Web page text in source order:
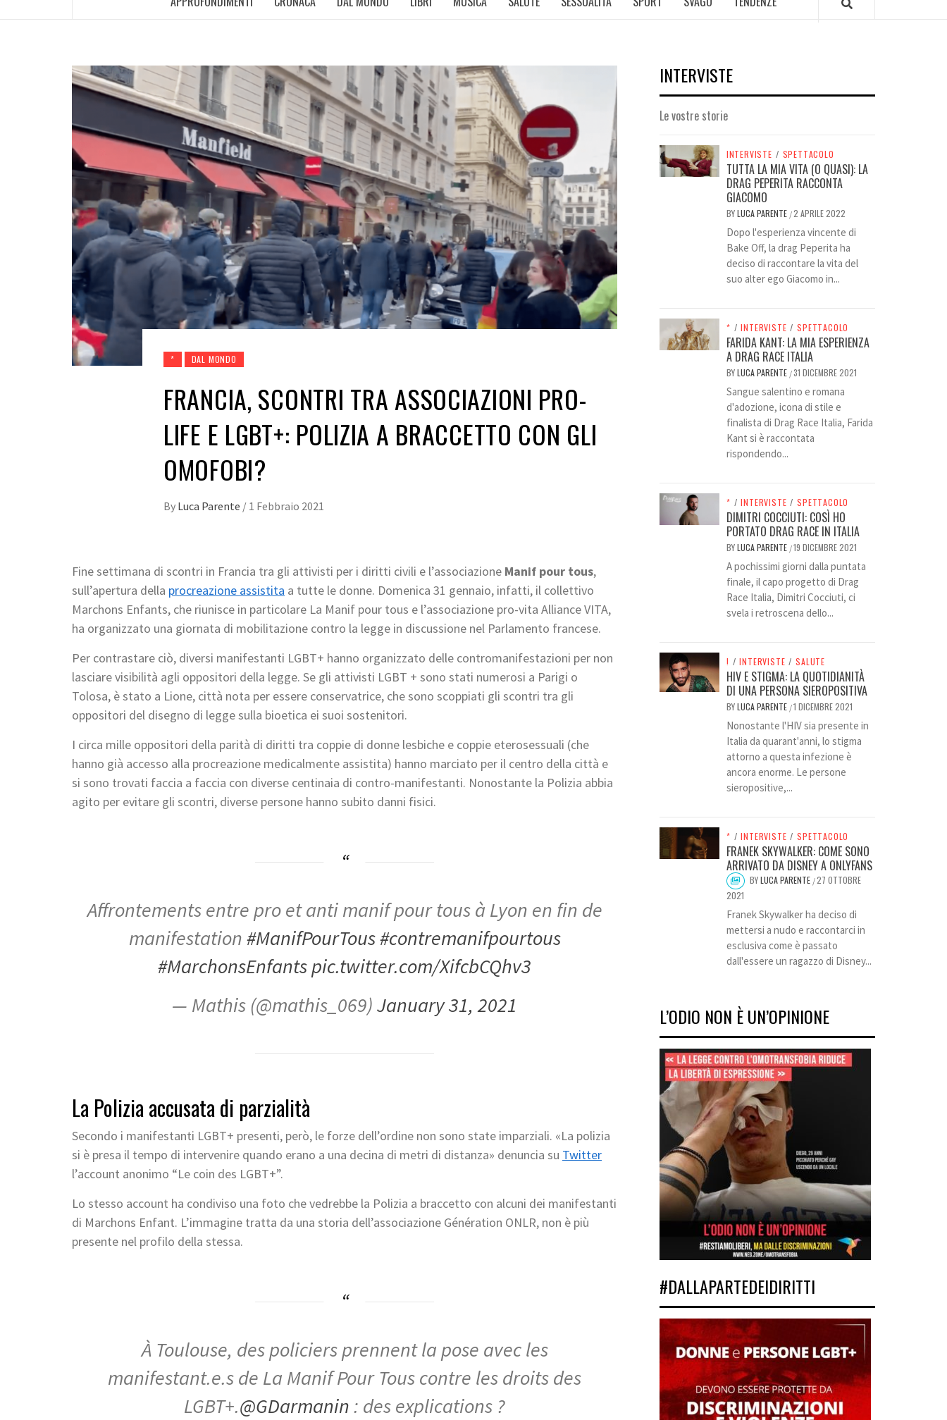
* DAL MONDO
FRANCIA, SCONTRI TRA ASSOCIAZIONI PRO-
LIFE E LGBT+: POLIZIA A BRACCETTO CON GLI
OMOFOBI?
By Luca Parente / 1 Febbraio 2021
Fine settimana di scontri in Francia tra gli attivisti per i diritti civili e l’associazione Manif pour tous,
sull’apertura della procreazione assistita a tutte le donne. Domenica 31 gennaio, infatti, il collettivo
Marchons Enfants, che riunisce in particolare La Manif pour tous e l’associazione pro-vita Alliance VITA,
ha organizzato una giornata di mobilitazione contro la legge in discussione nel Parlamento francese.
Per contrastare ciò, diversi manifestanti LGBT+ hanno organizzato delle contromanifestazioni per non
lasciare visibilità agli oppositori della legge. Se gli attivisti LGBT + sono stati numerosi a Parigi o
Tolosa, è stato a Lione, città nota per essere conservatrice, che sono scoppiati gli scontri tra gli
oppositori del disegno di legge sulla bioetica ei suoi sostenitori.
I circa mille oppositori della parità di diritti tra coppie di donne lesbiche e coppie eterosessuali (che
hanno già accesso alla procreazione medicalmente assistita) hanno marciato per il centro della città e
si sono trovati faccia a faccia con diverse centinaia di contro-manifestanti. Nonostante la Polizia abbia
agito per evitare gli scontri, diverse persone hanno subito danni fisici.
Affrontements entre pro et anti manif pour tous à Lyon en fin de
manifestation#ManifPourTous#contremanifpourtous
#MarchonsEnfantspic.twitter.com/XifcbCQhv3
— Mathis (@mathis_069)January 31, 2021
La Polizia accusata di parzialità
Secondo i manifestanti LGBT+ presenti, però, le forze dell’ordine non sono state imparziali. «La polizia
si è presa il tempo di intervenire quando erano a una decina di metri di distanza» denuncia su Twitter
l’account anonimo “Le coin des LGBT+”.
Lo stesso account ha condiviso una foto che vedrebbe la Polizia a braccetto con alcuni dei manifestanti
di Marchons Enfant. L’immagine tratta da una storia dell’associazione Génération ONLR, non è più
presente nel profilo della stessa.
À Toulouse, des policiers prennent la pose avec les
manifestant.e.s de La Manif Pour Tous contre les droits des
LGBT+.@GDarmanin: des explications ?
INTERVISTE
Le vostre storie
INTERVISTE / SPETTACOLO
TUTTA LA MIA VITA (O QUASI): LA
DRAG PEPERITA RACCONTA
GIACOMO
BYLUCA PARENTE /2 APRILE 2022
Dopo l'esperienza vincente di
Bake Off, la drag Peperita ha
deciso di raccontare la vita del
suo alter ego Giacomo in...
* / INTERVISTE / SPETTACOLO
FARIDA KANT: LA MIA ESPERIENZA
A DRAG RACE ITALIA
BYLUCA PARENTE /31 DICEMBRE 2021
Sangue salentino e romana
d'adozione, icona di stile e
finalista di Drag Race Italia, Farida
Kant si è raccontata
rispondendo...
* / INTERVISTE / SPETTACOLO
DIMITRI COCCIUTI: COSÌ HO
PORTATO DRAG RACE IN ITALIA
BYLUCA PARENTE /19 DICEMBRE 2021
A pochissimi giorni dalla puntata
finale, il capo progetto di Drag
Race Italia, Dimitri Cocciuti, ci
svela i retroscena dello...
! / INTERVISTE / SALUTE
HIV E STIGMA: LA QUOTIDIANITÀ
DI UNA PERSONA SIEROPOSITIVA
BYLUCA PARENTE /1 DICEMBRE 2021
Nonostante l'HIV sia presente in
Italia da quarant'anni, lo stigma
attorno a questa infezione è
ancora enorme. Le persone
sieropositive,...
* / INTERVISTE / SPETTACOLO
FRANEK SKYWALKER: COME SONO
ARRIVATO DA DISNEY A ONLYFANS
BYLUCA PARENTE /27 OTTOBRE
2021
Franek Skywalker ha deciso di
mettersi a nudo e raccontarci in
esclusiva come è passato
dall'essere un ragazzo di Disney...
L’ODIO NON È UN’OPINIONE
#DALLAPARTEDEIDIRITTI